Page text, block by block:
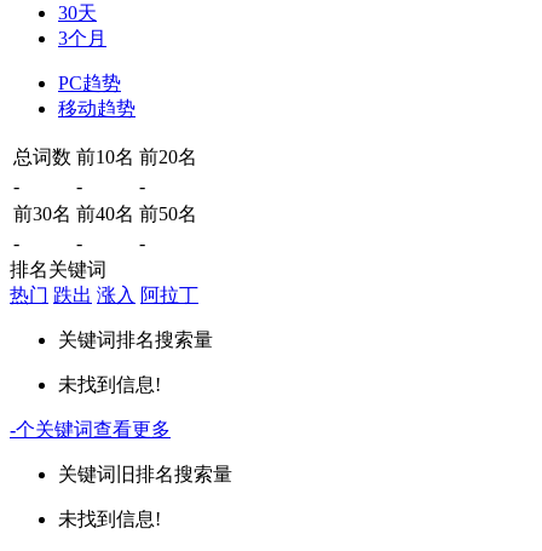
30天
3个月
PC趋势
移动趋势
总词数 前10名 前20名
-
-
-
前30名 前40名 前50名
-
-
-
排名关键词
热门 跌出 涨入 阿拉丁
关键词排名搜索量
未找到信息!
-个关键词查看更多
关键词 旧排名搜索量
未找到信息!